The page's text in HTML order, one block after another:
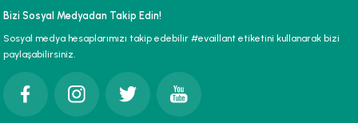
Bizi Sosyal Medyadan Takip Edin!
Sosyal medya hesaplarımızı takip edebilir #evaillant etiketini kullanarak bizi
paylaşabilirsiniz.